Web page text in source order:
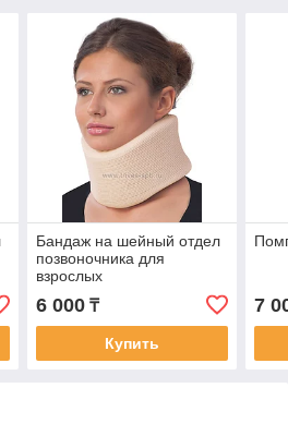
Бандаж на шейный отдел
позвоночника для
взрослых
6 000₸
Купить
7